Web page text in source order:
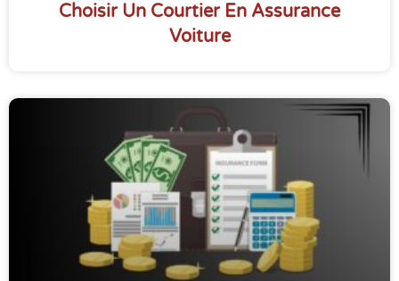
Choisir Un Courtier En Assurance
Voiture